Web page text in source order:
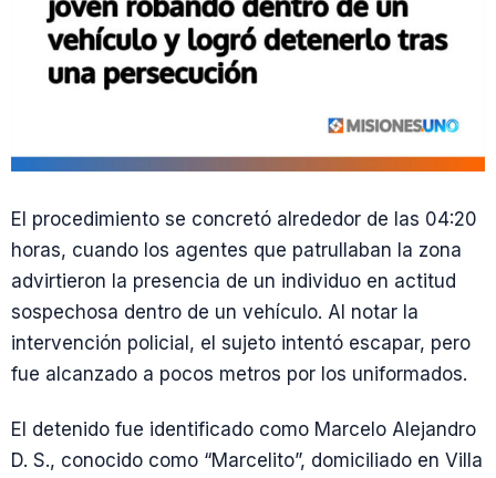
El procedimiento se concretó alrededor de las 04:20
horas, cuando los agentes que patrullaban la zona
advirtieron la presencia de un individuo en actitud
sospechosa dentro de un vehículo. Al notar la
intervención policial, el sujeto intentó escapar, pero
fue alcanzado a pocos metros por los uniformados.
El detenido fue identificado como Marcelo Alejandro
D. S., conocido como “Marcelito”, domiciliado en Villa